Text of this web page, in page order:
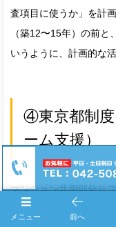
査項目に使うか」を計
（築12〜15年）の前
いうように、計画的な
④東京都制度
ーム支援）
マンション共用部分リ
改良工事助成制度の交
メニュー 前へ